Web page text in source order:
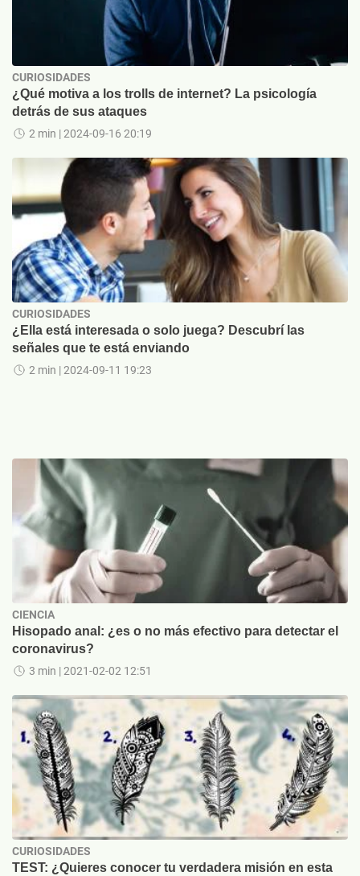
CURIOSIDADES
¿Qué motiva a los trolls de internet? La psicología
detrás de sus ataques
2 min | 2024-09-16 20:19
CURIOSIDADES
¿Ella está interesada o solo juega? Descubrí las
señales que te está enviando
2 min | 2024-09-11 19:23
CIENCIA
Hisopado anal: ¿es o no más efectivo para detectar el
coronavirus?
3 min | 2021-02-02 12:51
CURIOSIDADES
TEST: ¿Quieres conocer tu verdadera misión en esta